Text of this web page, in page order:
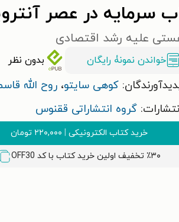
سرمایه در عصر
علیه رشد اقتصادی
خواندن نمونۀ رایگان بدون نظر
کوهی سایتو، روح الله
گروه انتشاراتی ققنوس
خرید کتاب الکترونیکی ۲۲۰,۰۰۰ تومان
٪۳۰ تخفیف اولین خرید کتاب با کد OFF30